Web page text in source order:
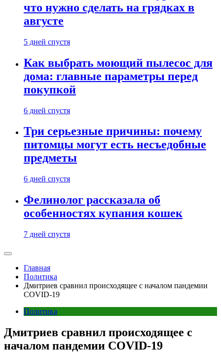
что нужно сделать на грядках в
августе
5 дней спустя
Как выбрать моющий пылесос для
дома: главные параметры перед
покупкой
6 дней спустя
Три серьезные причины: почему
питомцы могут есть несъедобные
предметы
6 дней спустя
Фелинолог рассказала об
особенностях купания кошек
7 дней спустя
Главная
Политика
Дмитриев сравнил происходящее с началом пандемии
COVID-19
Политика
Дмитриев сравнил происходящее с
началом пандемии COVID-19